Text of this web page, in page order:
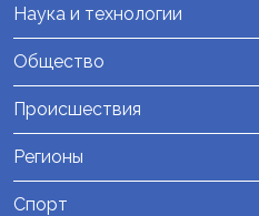
Наука и технологии
Общество
Происшествия
Регионы
Спорт